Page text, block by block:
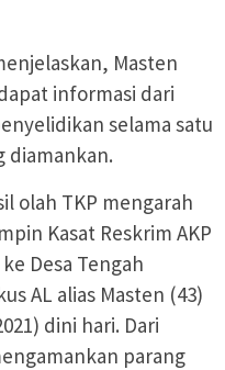
Masten
informasi dari
selama satu
diamankan.
olah TKP mengarah
Kasat Reskrim AKP
Desa Tengah
AL alias Masten (43)
dini hari. Dari
parang